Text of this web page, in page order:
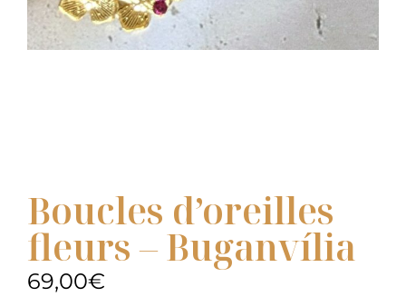
Boucles d’oreilles
fleurs – Buganvília
69,00€